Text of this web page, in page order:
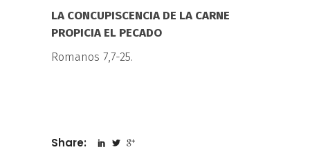
LA CONCUPISCENCIA DE LA CARNE
PROPICIA EL PECADO
Romanos 7,7-25.
Share: